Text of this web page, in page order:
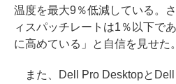
温度を最大9％低減している。
ィスパッチレートは1％以下で
に高めている」と自信を見せた。
また、Dell Pro DesktopとDell